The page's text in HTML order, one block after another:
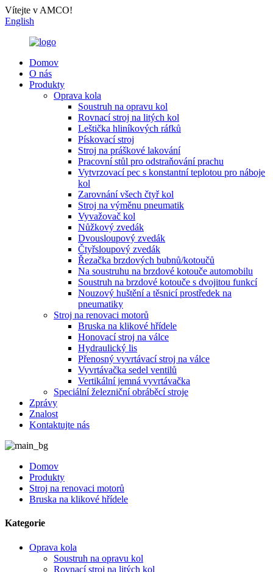
Vítejte v AMCO!
English
Domov
O nás
Produkty
Oprava kola
Soustruh na opravu kol
Rovnací stroj na litých kol
Leštička hliníkových ráfků
Pískovací stroj
Stroj na práškové lakování
Pracovní stůl pro odstraňování prachu
Vytvrzovací pec s konstantní teplotou pro náboje
kol
Zarovnání všech čtyř kol
Stroj na výměnu pneumatik
Vyvažovač kol
Nůžkový zvedák
Dvousloupový zvedák
Čtyřsloupový zvedák
Řezačka brzdových bubnů/kotoučů
Na soustruhu na brzdové kotouče automobilu
Soustruh na brzdové kotouče s dvojitou funkcí
Nouzový huštění a těsnicí prostředek na
pneumatiky
Stroj na renovaci motorů
Bruska na klikové hřídele
Honovací stroj na válce
Hydraulický lis
Přenosný vyvrtávací stroj na válce
Vyvrtávačka sedel ventilů
Vertikální jemná vyvrtávačka
Speciální železniční obráběcí stroje
Zprávy
Znalost
Kontaktujte nás
Domov
Produkty
Stroj na renovaci motorů
Bruska na klikové hřídele
Kategorie
Oprava kola
Soustruh na opravu kol
Rovnací stroj na litých kol